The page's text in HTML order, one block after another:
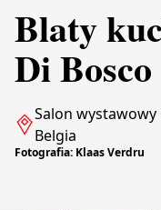
Blaty
Di Bosco
Salon wystawowy
Belgia
Fotografia: Klaas Verdru